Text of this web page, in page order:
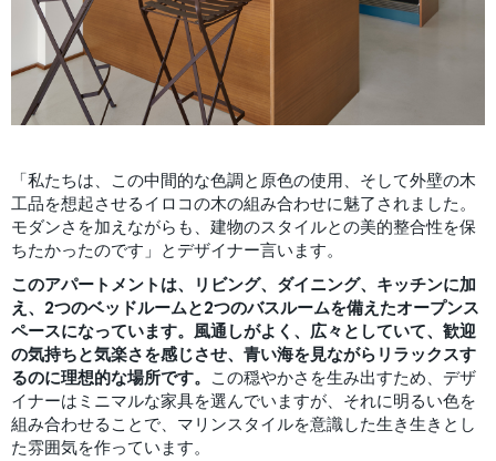
「私たちは、この中間的な色調と原色の使用、そして外壁の木
工品を想起させるイロコの木の組み合わせに魅了されました。
モダンさを加えながらも、建物のスタイルとの美的整合性を保
ちたかったのです」とデザイナー言います。
このアパートメントは、リビング、ダイニング、キッチンに加
え、2つのベッドルームと2つのバスルームを備えたオープンス
ペースになっています。風通しがよく、広々としていて、歓迎
の気持ちと気楽さを感じさせ、青い海を見ながらリラックスす
るのに理想的な場所です。 この穏やかさを生み出すため、デザ
イナーはミニマルな家具を選んでいますが、それに明るい色を
組み合わせることで、マリンスタイルを意識した生き生きとし
た雰囲気を作っています。